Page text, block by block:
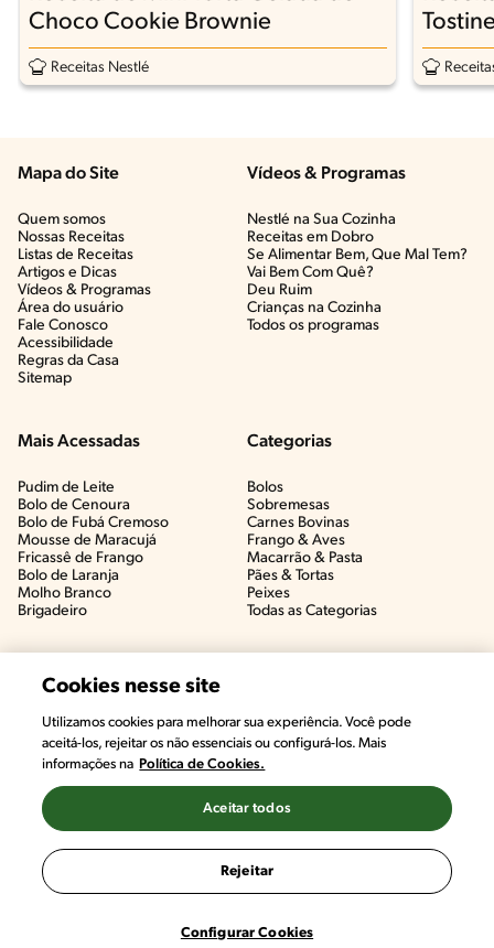
Choco Cookie Brownie
Receitas Nestlé
Mapa do Site
Quem somos
Nossas Receitas
Listas de Receitas​
Artigos e Dicas​
Vídeos & Programas​
Área do usuário
Fale Conosco
Acessibilidade
Regras da Casa
Sitemap
Vídeos & Programas​
Nestlé na Sua Cozinha
Receitas em Dobro
Se Alimentar Bem, Que Mal Tem?​
Vai Bem Com Quê?​
Deu Ruim​
Crianças na Cozinha​
Todos os programas
Mais Acessadas
Pudim de Leite
Bolo de Cenoura
Bolo de Fubá Cremoso
Mousse de Maracujá
Fricassê de Frango
Bolo de Laranja
Molho Branco
Brigadeiro
Categorias
Bolos
Sobremesas
Carnes Bovinas​
Frango & Aves​
Macarrão & Pasta​
Pães & Tortas​
Peixes
Todas as Categorias
Cookies nesse site
Utilizamos cookies para melhorar sua experiência. Você pode
aceitá-los, rejeitar os não essenciais ou configurá-los. Mais
informações na Política de Cookies.
Configurar Cookies
Rejeitar
Aceitar todos